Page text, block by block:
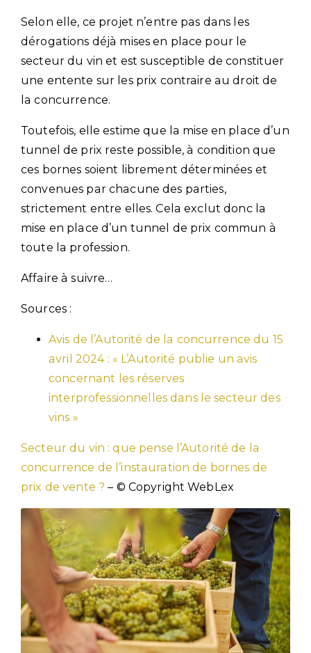
Selon elle, ce projet n’entre pas dans les
dérogations déjà mises en place pour le
secteur du vin et est susceptible de constituer
une entente sur les prix contraire au droit de
la concurrence.
Toutefois, elle estime que la mise en place d’un
tunnel de prix reste possible, à condition que
ces bornes soient librement déterminées et
convenues par chacune des parties,
strictement entre elles. Cela exclut donc la
mise en place d’un tunnel de prix commun à
toute la profession.
Affaire à suivre…
Sources :
Avis de l’Autorité de la concurrence du 15
avril 2024 : « L’Autorité publie un avis
concernant les réserves
interprofessionnelles dans le secteur des
vins »
Secteur du vin : que pense l’Autorité de la
concurrence de l’instauration de bornes de
prix de vente ? – © Copyright WebLex